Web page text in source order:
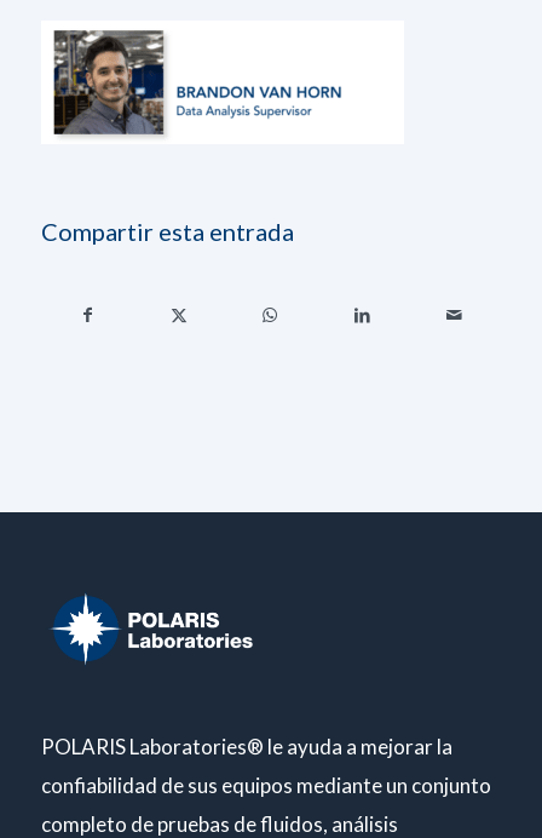
Compartir esta entrada
POLARIS Laboratories® le ayuda a mejorar la
confiabilidad de sus equipos mediante un conjunto
completo de pruebas de fluidos, análisis